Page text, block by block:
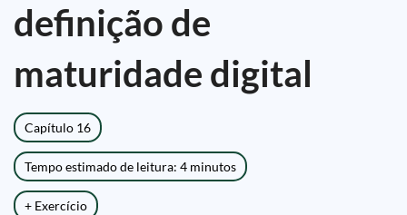
definição de
maturidade digital
Capítulo 16
Tempo estimado de leitura: 4 minutos
+ Exercício